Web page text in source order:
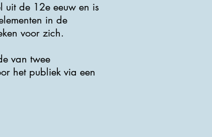
uit de 12e eeuw en is
in de
voor zich.
van twee
het publiek via een